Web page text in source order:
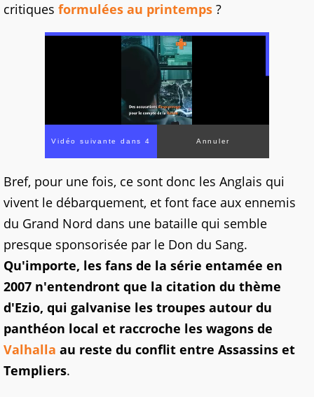
critiques formulées au printemps ?
Vidéo suivante dans 2 Annuler
Bref, pour une fois, ce sont donc les Anglais qui
vivent le débarquement, et font face aux ennemis
du Grand Nord dans une bataille qui semble
presque sponsorisée par le Don du Sang.
Qu'importe, les fans de la série entamée en
2007 n'entendront que la citation du thème
d'Ezio, qui galvanise les troupes autour du
panthéon local et raccroche les wagons de
Valhalla au reste du conflit entre Assassins et
Templiers.